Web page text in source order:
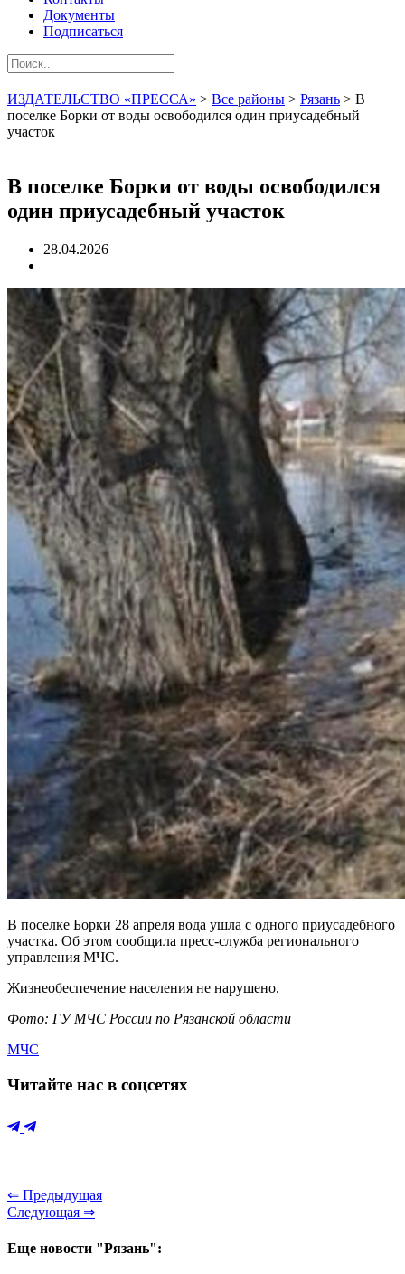
Документы
Подписаться
ИЗДАТЕЛЬСТВО «ПРЕССА» > Все районы > Рязань > В
поселке Борки от воды освободился один приусадебный
участок
В поселке Борки от воды освободился
один приусадебный участок
28.04.2026
В поселке Борки 28 апреля вода ушла с одного приусадебного
участка. Об этом сообщила пресс-служба регионального
управления МЧС.
Жизнеобеспечение населения не нарушено.
Фото: ГУ МЧС России по Рязанской области
МЧС
Читайте нас в соцсетях
⇐ Предыдущая
Следующая ⇒
Еще новости "Рязань":